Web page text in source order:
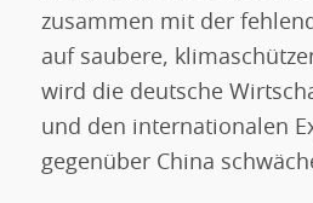
zusammen mit der
auf saubere,
wird die deutsche
und den internationalen
gegenüber China